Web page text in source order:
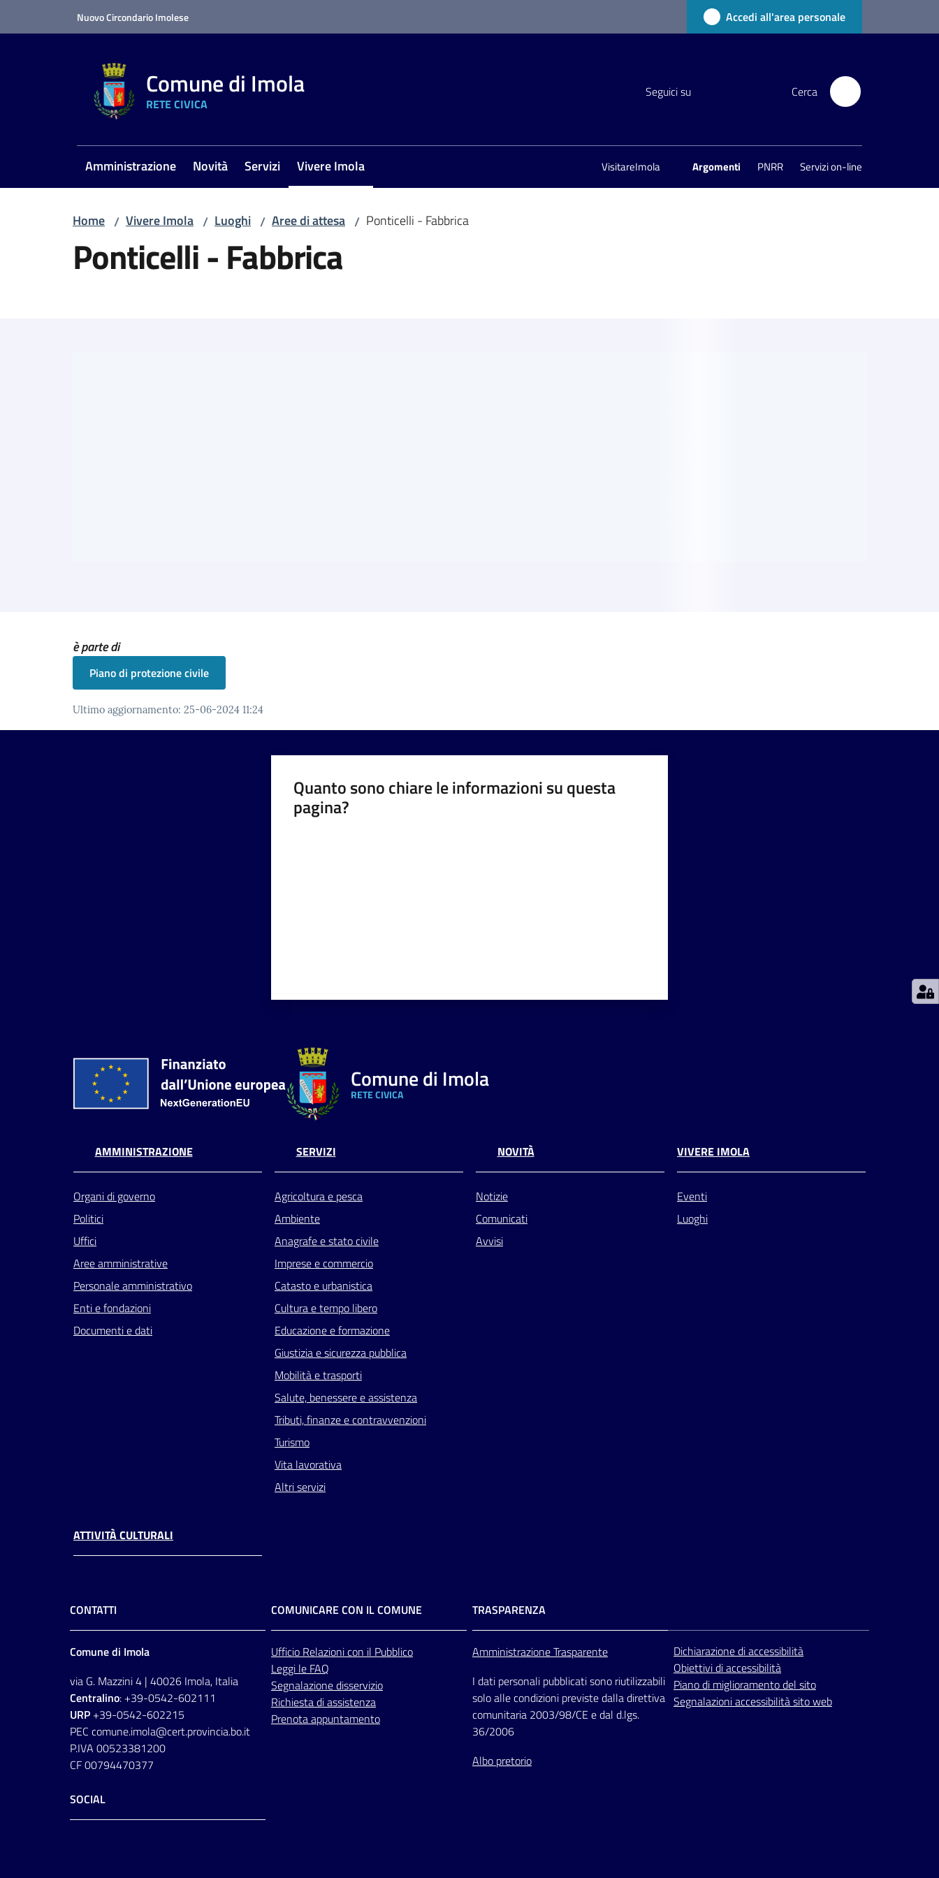
Nuovo Circondario Imolese Accedi all'area personale
Comune di Imola
RETE CIVICA
Seguici su Cerca
Amministrazione Novità Servizi Vivere Imola
Menu selezionato VisitareImola Argomenti PNRR Servizi on-line
Home / Vivere Imola / Luoghi / Aree di attesa / Ponticelli - Fabbrica
Ponticelli - Fabbrica
è parte di
Piano di protezione civile
Ultimo aggiornamento: 25-06-2024 11:24
Quanto sono chiare le informazioni su questa
pagina?
Comune di Imola
RETE CIVICA
AMMINISTRAZIONE
Organi di governo
Politici
Uffici
Aree amministrative
Personale amministrativo
Enti e fondazioni
Documenti e dati
SERVIZI
Agricoltura e pesca
Ambiente
Anagrafe e stato civile
Imprese e commercio
Catasto e urbanistica
Cultura e tempo libero
Educazione e formazione
Giustizia e sicurezza pubblica
Mobilità e trasporti
Salute, benessere e assistenza
Tributi, finanze e contravvenzioni
Turismo
Vita lavorativa
Altri servizi
NOVITÀ
Notizie
Comunicati
Avvisi
VIVERE IMOLA
Eventi
Luoghi
ATTIVITÀ CULTURALI
CONTATTI
Comune di Imola
via G. Mazzini 4 | 40026 Imola, Italia
Centralino: +39-0542-602111
URP +39-0542-602215
PEC comune.imola@cert.provincia.bo.it
P.IVA 00523381200
CF 00794470377
COMUNICARE CON IL COMUNE
Ufficio Relazionicon il Pubblico
Leggi le FAQ
Segnalazione disservizio
Richiesta di assistenza
Prenota appuntamento
TRASPARENZA
Amministrazione Trasparente
I dati personali pubblicati sono riutilizzabili
solo alle condizioni previste dalla direttiva
comunitaria 2003/98/CE e dal d.lgs.
36/2006
Albo pretorio
Dichiarazione di accessibilità
Obiettivi di accessibilità
Piano di miglioramento del sito
Segnalazioni accessibilità sito web
SOCIAL